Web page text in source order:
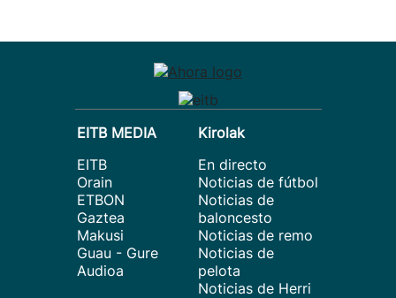
EITB MEDIA
EITB
Orain
ETBON
Gaztea
Makusi
Guau - Gure
Audioa
Kirolak
En directo
Noticias de fútbol
Noticias de
baloncesto
Noticias de remo
Noticias de
pelota
Noticias de Herri